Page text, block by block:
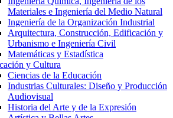
Materiales e Ingeniería del Medio Natural
Ingeniería de la Organización Industrial
Arquitectura, Construcción, Edificación y
Urbanismo e Ingeniería Civil
Matemáticas y Estadística
y Cultura
Ciencias de la Educación
Industrias Culturales: Diseño y Producción
Audiovisual
Historia del Arte y de la Expresión